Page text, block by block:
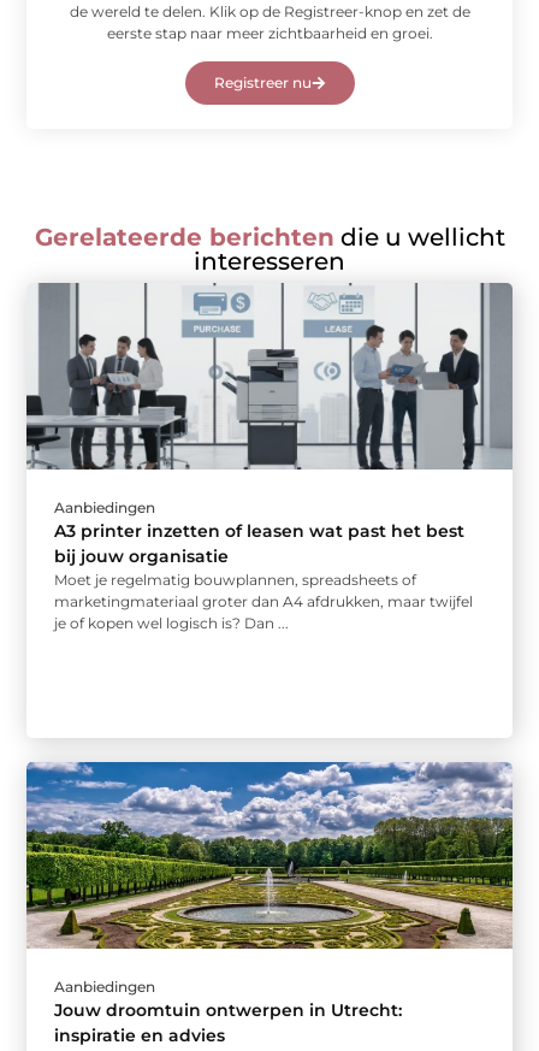
de wereld te delen. Klik op de Registreer-knop en zet de
eerste stap naar meer zichtbaarheid en groei.
Registreer nu
Gerelateerde berichten die u wellicht
interesseren
Aanbiedingen
A3 printer inzetten of leasen wat past het best
bij jouw organisatie
Moet je regelmatig bouwplannen, spreadsheets of
marketingmateriaal groter dan A4 afdrukken, maar twijfel
je of kopen wel logisch is? Dan ...
Aanbiedingen
Jouw droomtuin ontwerpen in Utrecht:
inspiratie en advies